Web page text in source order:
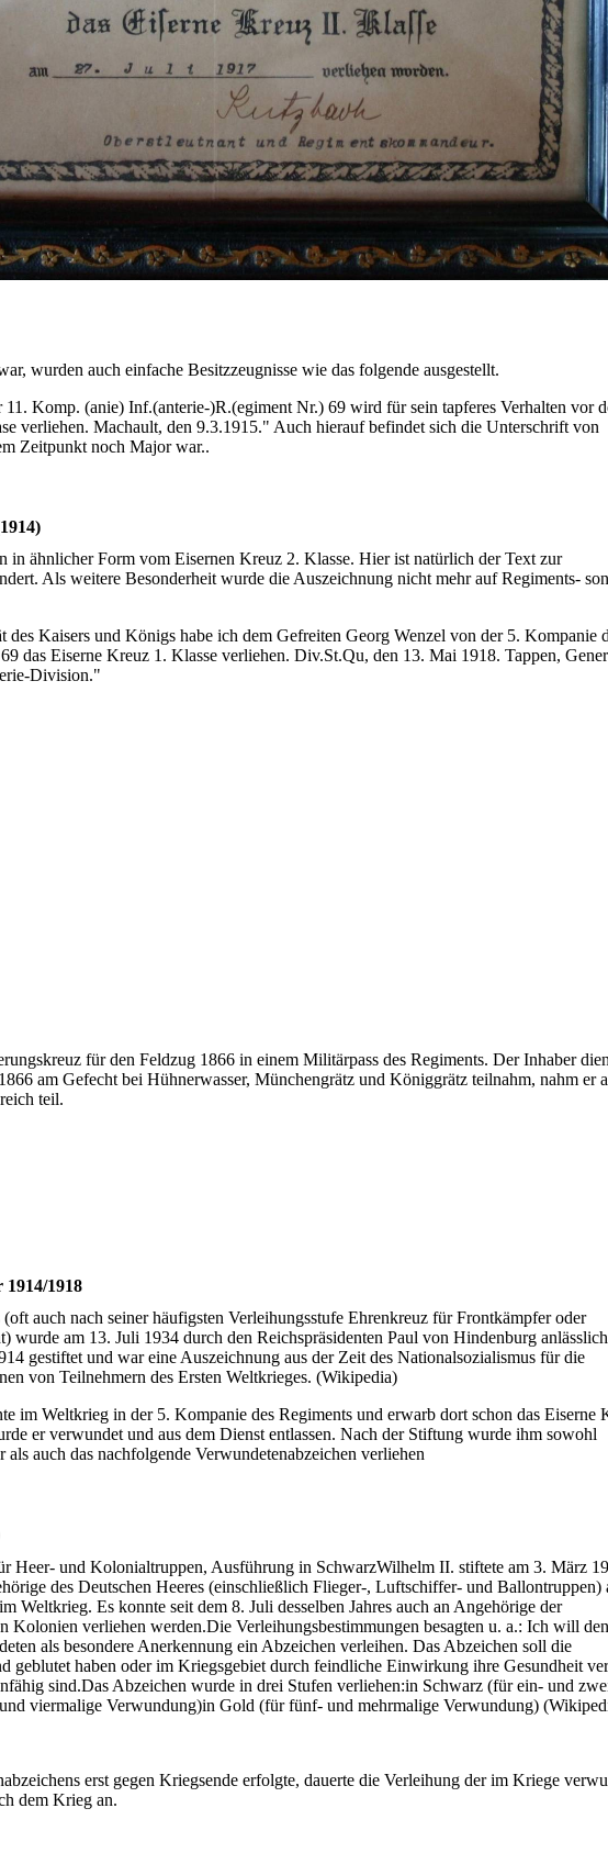
wurden auch einfache Besitzzeugnisse wie das folgende ausgestellt.
Komp. (anie) Inf.(anterie-)R.(egiment Nr.) 69 wird für sein tapferes Verhalten vor
verliehen. Machault, den 9.3.1915." Auch hierauf befindet sich die Unterschrift von
Zeitpunkt noch Major war..
in ähnlicher Form vom Eisernen Kreuz 2. Klasse. Hier ist natürlich der Text zur
Als weitere Besonderheit wurde die Auszeichnung nicht mehr auf Regiments-
des Kaisers und Königs habe ich dem Gefreiten Georg Wenzel von der 5. Kompanie
das Eiserne Kreuz 1. Klasse verliehen. Div.St.Qu, den 13. Mai 1918. Tappen,
Division."
für den Feldzug 1866 in einem Militärpass des Regiments. Der Inhaber
am Gefecht bei Hühnerwasser, Münchengrätz und Königgrätz teilnahm, nahm er
teil.
1918
auch nach seiner häufigsten Verleihungsstufe Ehrenkreuz für Frontkämpfer oder
wurde am 13. Juli 1934 durch den Reichspräsidenten Paul von Hindenburg
gestiftet und war eine Auszeichnung aus der Zeit des Nationalsozialismus für die
von Teilnehmern des Ersten Weltkrieges. (Wikipedia)
im Weltkrieg in der 5. Kompanie des Regiments und erwarb dort schon das Eiserne
er verwundet und aus dem Dienst entlassen. Nach der Stiftung wurde ihm sowohl
auch das nachfolgende Verwundetenabzeichen verliehen
Heer- und Kolonialtruppen, Ausführung in SchwarzWilhelm II. stiftete am 3. März
des Deutschen Heeres (einschließlich Flieger-, Luftschiffer- und Ballontruppen)
Weltkrieg. Es konnte seit dem 8. Juli desselben Jahres auch an Angehörige der
Kolonien verliehen werden.Die Verleihungsbestimmungen besagten u. a.: Ich will
als besondere Anerkennung ein Abzeichen verleihen. Das Abzeichen soll die
geblutet haben oder im Kriegsgebiet durch feindliche Einwirkung ihre Gesundheit
sind.Das Abzeichen wurde in drei Stufen verliehen:in Schwarz (für ein- und
viermalige Verwundung)in Gold (für fünf- und mehrmalige Verwundung)
erst gegen Kriegsende erfolgte, dauerte die Verleihung der im Kriege
dem Krieg an.